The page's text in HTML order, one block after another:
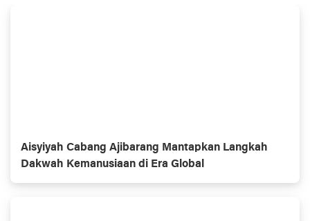
Aisyiyah Cabang Ajibarang Mantapkan Langkah
Dakwah Kemanusiaan di Era Global